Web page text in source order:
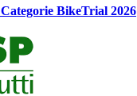
Categorie BikeTrial 2026